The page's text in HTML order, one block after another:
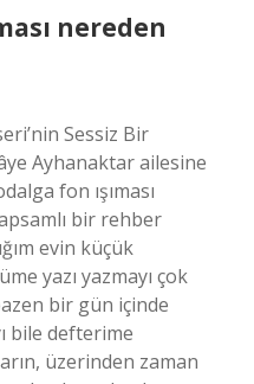
nereden
Sessiz Bir
Ayhanaktar ailesine
fon ışıması
bir rehber
evin küçük
yazı yazmayı çok
bir gün içinde
bile defterime
üzerinden zaman